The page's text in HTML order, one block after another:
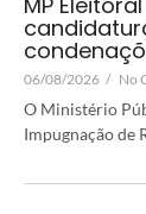
06/08/2026 / No
O Ministério
Impugnação de